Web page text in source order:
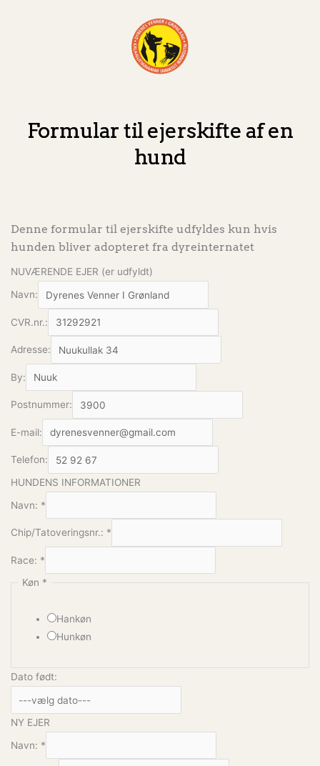
Formular til ejerskifte af en
hund
Denne formular til ejerskifte udfyldes kun hvis
hunden bliver adopteret fra dyreinternatet
NUVÆRENDE EJER (er udfyldt)
Navn:
CVR.nr.:
Adresse:
By:
Postnummer:
E-mail:
Telefon:
HUNDENS INFORMATIONER
Navn: *
Chip/Tatoveringsnr.: *
Race: *
Køn *
Hankøn
Hunkøn
Dato født:
NY EJER
Navn: *